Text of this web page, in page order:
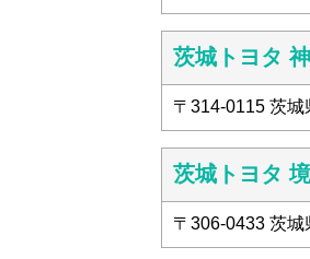
茨城トヨタ
〒314-0115 茨
茨城トヨタ
〒306-0433 茨